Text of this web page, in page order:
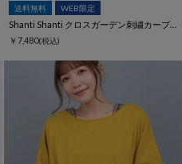
送料無料 WEB限定
￥7,480(税込)